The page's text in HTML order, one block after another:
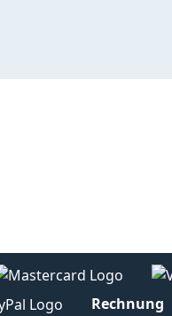
Rechnung